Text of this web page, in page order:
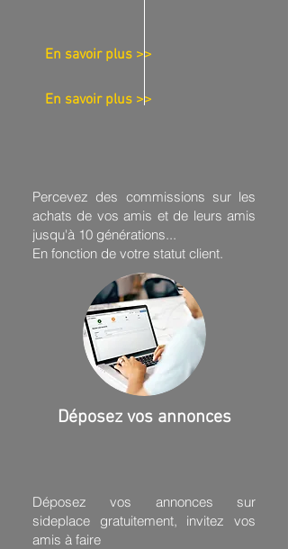
En savoir plus >>
En savoir plus >>
Percevez des commissions sur les
achats de vos amis et de leurs amis
jusqu'à 10 générations...
En fonction de votre statut client.
Déposez vos annonces
Déposez vos annonces sur
sideplace gratuitement, invitez vos
amis à faire